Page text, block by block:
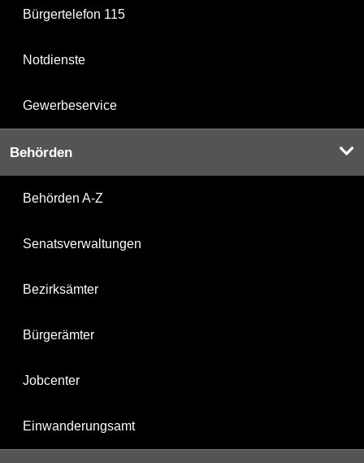
Bürgertelefon 115
Notdienste
Gewerbeservice
Behörden
Behörden A-Z
Senatsverwaltungen
Bezirksämter
Bürgerämter
Jobcenter
Einwanderungsamt